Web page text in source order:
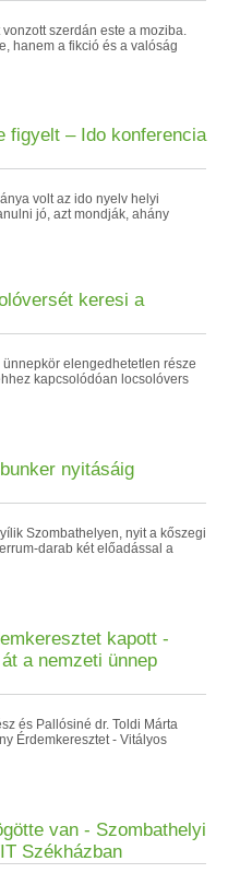
szerdán este a moziba.
hanem a fikció és a valóság
figyelt – Ido konferencia
volt az ido nyelv helyi
jó, azt mondják, ahány
keresi a
elengedhetetlen része
kapcsolódóan locsolóvers
nyitásáig
Szombathelyen, nyit a kőszegi
darab két előadással a
kapott -
a nemzeti ünnep
és Pallósiné dr. Toldi Márta
Érdemkeresztet - Vitályos
van - Szombathelyi
Székházban